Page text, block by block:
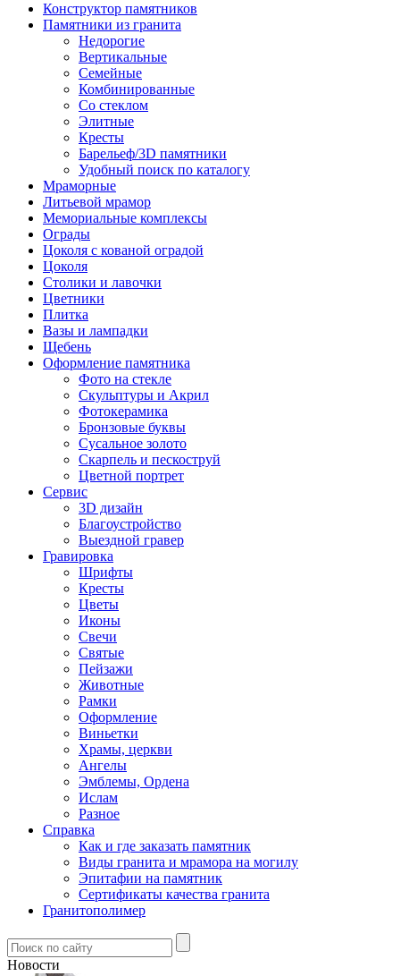
Конструктор памятников
Памятники из гранита
Недорогие
Вертикальные
Семейные
Комбинированные
Со стеклом
Элитные
Кресты
Барельеф/3D памятники
Удобный поиск по каталогу
Мраморные
Литьевой мрамор
Мемориальные комплексы
Ограды
Цоколя с кованой оградой
Цоколя
Столики и лавочки
Цветники
Плитка
Вазы и лампадки
Щебень
Оформление памятника
Фото на стекле
Скульптуры и Акрил
Фотокерамика
Бронзовые буквы
Сусальное золото
Скарпель и пескоструй
Цветной портрет
Сервис
3D дизайн
Благоустройство
Выездной гравер
Гравировка
Шрифты
Кресты
Цветы
Иконы
Свечи
Святые
Пейзажи
Животные
Рамки
Оформление
Виньетки
Храмы, церкви
Ангелы
Эмблемы, Ордена
Ислам
Разное
Справка
Как и где заказать памятник
Виды гранита и мрамора на могилу
Эпитафии на памятник
Сертификаты качества гранита
Гранитополимер
Новости